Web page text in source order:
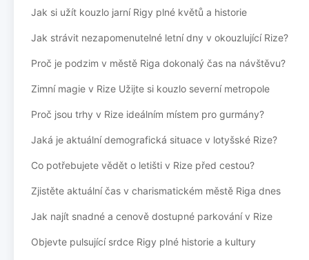
Jak si užít kouzlo jarní Rigy plné květů a historie
Jak strávit nezapomenutelné letní dny v okouzlující Rize?
Proč je podzim v městě Riga dokonalý čas na návštěvu?
Zimní magie v Rize Užijte si kouzlo severní metropole
Proč jsou trhy v Rize ideálním místem pro gurmány?
Jaká je aktuální demografická situace v lotyšské Rize?
Co potřebujete vědět o letišti v Rize před cestou?
Zjistěte aktuální čas v charismatickém městě Riga dnes
Jak najít snadné a cenově dostupné parkování v Rize
Objevte pulsující srdce Rigy plné historie a kultury